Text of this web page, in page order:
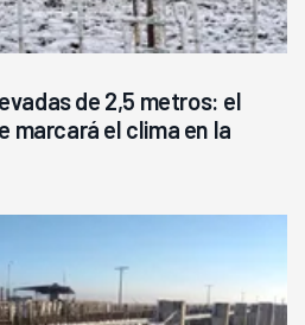
de 2,5 metros: el
marcará el clima en la